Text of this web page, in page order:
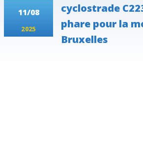
11/08
2025
cyclostrade
phare pour la
Bruxelles